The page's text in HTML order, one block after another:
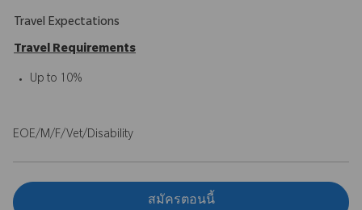
Travel Expectations
Travel Requirements
Up to 10%
EOE/M/F/Vet/Disability
สมัครตอนนี้